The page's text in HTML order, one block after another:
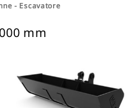
- Escavatore
mm